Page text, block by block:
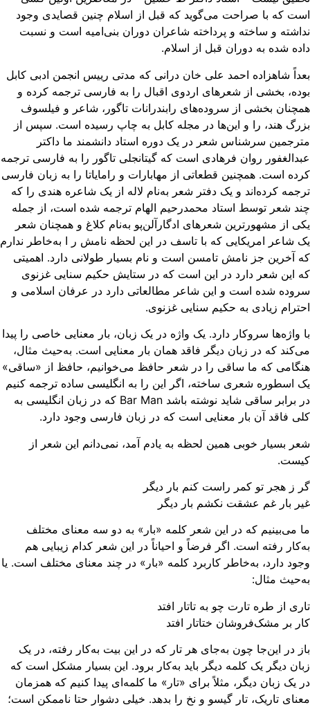
که با صراحت می‌گوید که قبل از اسلام چنین قصایدی وجود
و ساخته و پرداخته شاعران دوران بنی‌امیه است و نسبت
شده به دوران قبل از اسلام.
شاهزاده احمد علی خان درانی که مدتی رییس انجمن ادبی کابل
بخشی از شعرهای اردوی اقبال را به‌ فارسی ترجمه کرده و
بخشی از سروده‌های رابندرانات تاگور، شاعر و فیلسوف
هند، را و این‌ها در مجله کابل به ‌چاپ رسیده است. سپس از
سرشناس شعر در یک دوره استاد دانشمند ما داکتر
روان فرهادی است که گیتانجلی تاگور را به فارسی ترجمه
است. همچنین قطعاتی از مهابارات و رامایاتا را به زبان فارسی
کرده‌اند و یک دفتر شعر به‌نام لاله از یک شاعره هندی را که
شعر توسط استاد محمدرحیم الهام ترجمه شده است، از جمله
از مشهورترین شعرهای ادگارآلن‌پو به‌نام کلاغ و همچنان شعر
شاعر امریکایی که با تاسف در این لحظه نامش ر ا به‌خاطر ندارم
آخرین جز نامش تامسن است و نام بسیار طولانی دارد. اهمیتی
این شعر دارد در این است که در ستایش حکیم سنایی غزنوی
شده است و این شاعر مطالعاتی دارد در عرفان اسلامی و
زیادی به حکیم سنایی غزنوی.
واژه‌ها سروکار دارد. یک واژه در یک زبان، بار معنایی خاصی را پیدا
که در زبان دیگر فاقد همان بار معنایی است. به‌حیث مثال،
که ما ساقی را در شعر حافظ می‌خوانیم، حافظ از «ساقی»
اسطوره‌ شعری ساخته، اگر این را به انگلیسی ساده ترجمه کنیم
در برابر ساقی شاید نوشته باشد Bar Man که در زبان انگلیسی به
فاقد آن بار معنایی است که در زبان فارسی وجود دارد.
بسیار خوبی همین لحظه به یادم آمد، نمی‌دانم این شعر از
ز هجر تو کمر راست کنم بار دیگر
بار غم عشقت نکشم بار دیگر
می‌بینیم که در این شعر کلمه «بار» به دو سه معنای مختلف
رفته است. اگر فرضاً و احیاناً در این شعر کدام زیبایی هم
دارد، به‌خاطر کاربرد کلمه «بار» در چند معنای مختلف است. یا
مثال:
از طره‌ تارت چو به تاتار افتد
بر مشک‌فروشان ختاتار افتد
در این‌جا چون به‌جای هر تار که در این بیت به‌کار رفته، در یک
دیگر یک کلمه دیگر باید به‌کار برود. این بسیار مشکل است که
یک زبان دیگر، مثلاً برای «تار» ما کلمه‌ای پیدا کنیم که همزمان
تاریک، تار گیسو و نخ را بدهد. خیلی دشوار حتا ناممکن است؛